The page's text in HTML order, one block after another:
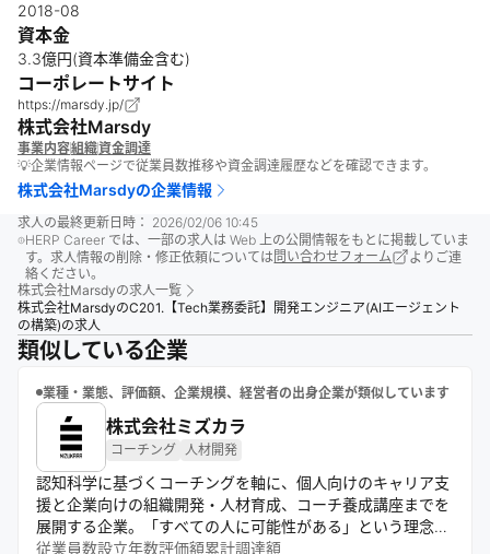
2018-08
資本金
3.3億円(資本準備金含む)
コーポレートサイト
https://marsdy.jp/
株式会社Marsdy
事業内容組織資金調達
💡企業情報ページで従業員数推移や資金調達履歴などを確認できます。
株式会社Marsdyの企業情報
求人の最終更新日時： 2026/02/06 10:45
HERP Career では、一部の求人は Web 上の公開情報をもとに掲載していま
す。求人情報の削除・修正依頼については問い合わせフォーム
よりご連
絡ください。
株式会社Marsdyの求人一覧
株式会社MarsdyのC201.【Tech業務委託】開発エンジニア(AIエージェント
の構築)の求人
類似している企業
業種・業態、評価額、企業規模、経営者の出身企業が類似しています
株式会社ミズカラ
コーチング 人材開発
認知科学に基づくコーチングを軸に、個人向けのキャリア支
援と企業向けの組織開発・人材育成、コーチ養成講座までを
展開する企業。「すべての人に可能性がある」という理念の
もと、独自理論を体現しながら個人と組織の可能性を引き出
従業員数設立年数評価額累計調達額